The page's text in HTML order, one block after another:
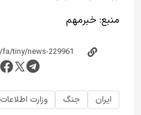
منبع: خبر‌مهم
ایران جنگ وزارت اطلاعات